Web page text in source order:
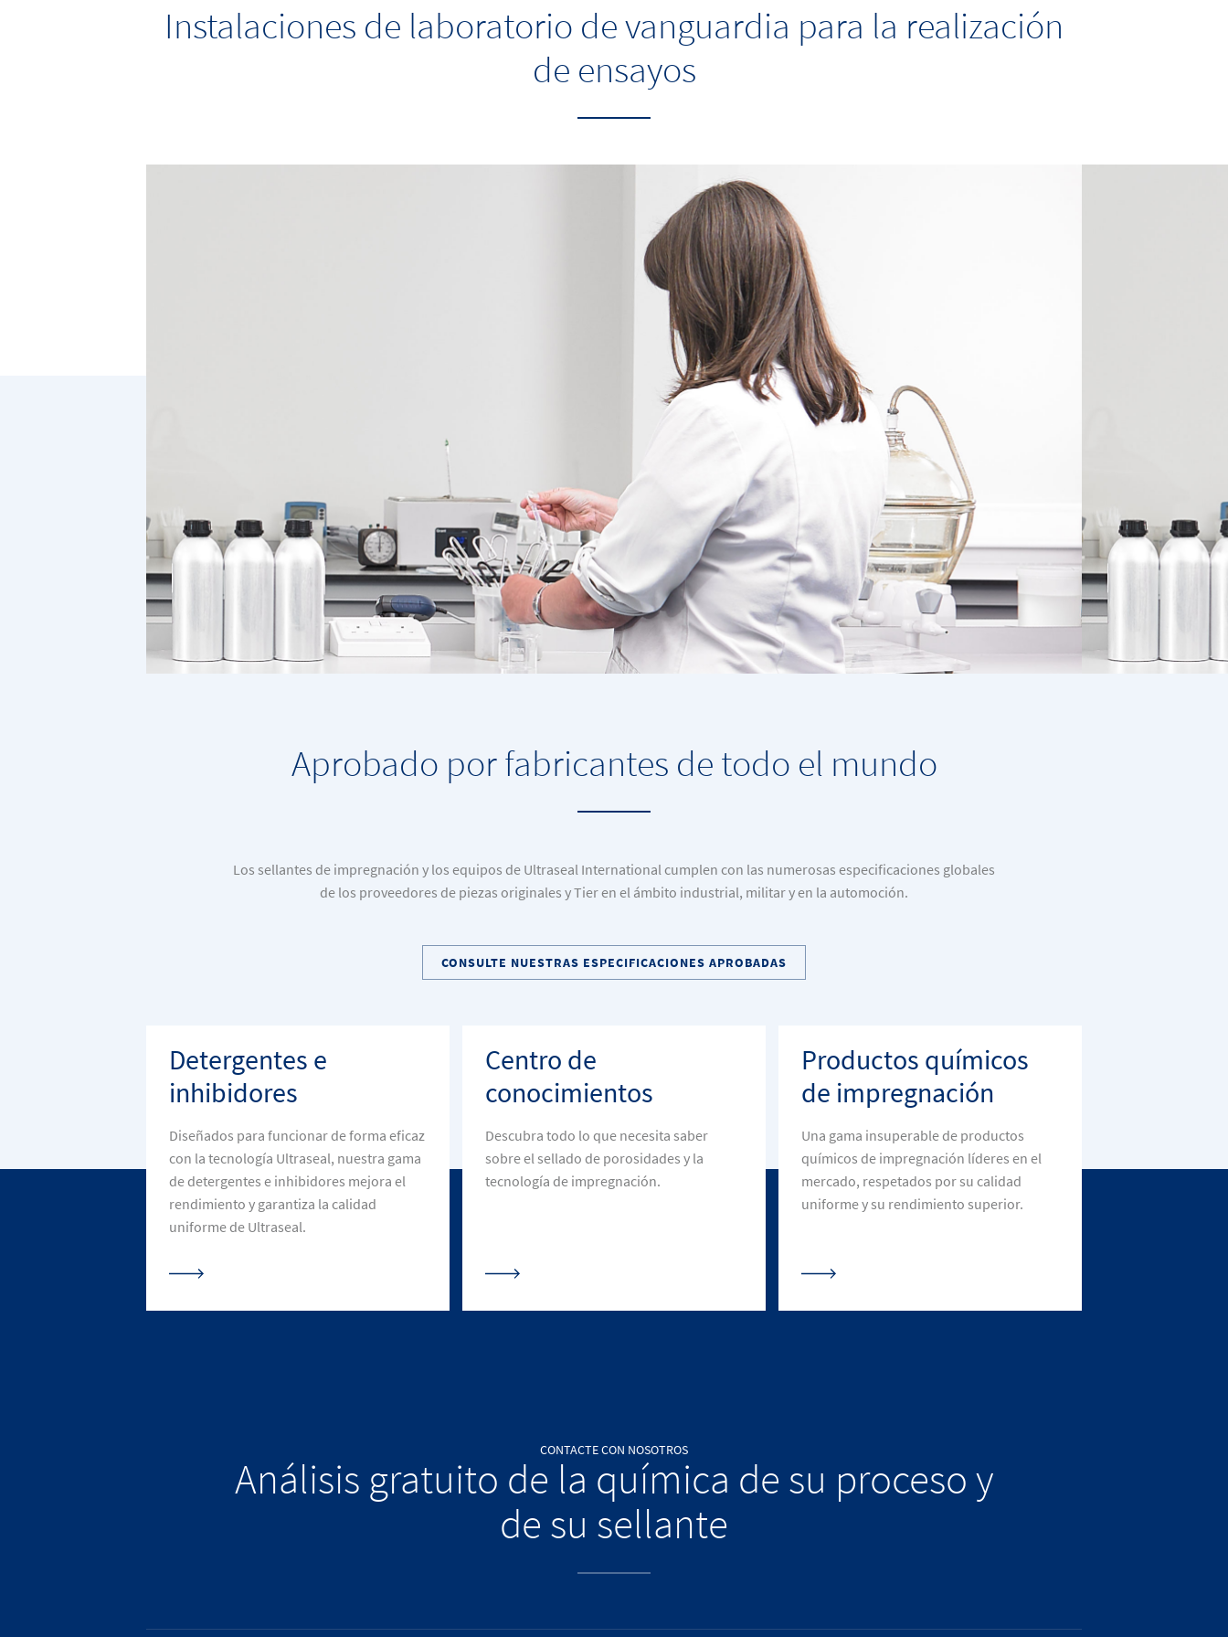
Instalaciones de laboratorio de vanguardia para la realización
de ensayos
Aprobado por fabricantes de todo el mundo
Los sellantes de impregnación y los equipos de Ultraseal International cumplen con las numerosas especificaciones globales
de los proveedores de piezas originales y Tier en el ámbito industrial, militar y en la automoción.
CONSULTE NUESTRAS ESPECIFICACIONES APROBADAS
Detergentes e
inhibidores
Diseñados para funcionar de forma eficaz
con la tecnología Ultraseal, nuestra gama
de detergentes e inhibidores mejora el
rendimiento y garantiza la calidad
uniforme de Ultraseal.
Centro de
conocimientos
Descubra todo lo que necesita saber
sobre el sellado de porosidades y la
tecnología de impregnación.
Productos químicos
de impregnación
Una gama insuperable de productos
químicos de impregnación líderes en el
mercado, respetados por su calidad
uniforme y su rendimiento superior.
CONTACTE CON NOSOTROS
Análisis gratuito de la química de su proceso y
de su sellante